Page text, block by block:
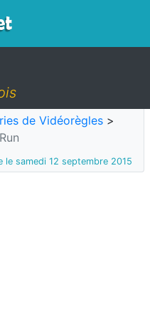
de Vidéorègles >
le samedi 12 septembre 2015